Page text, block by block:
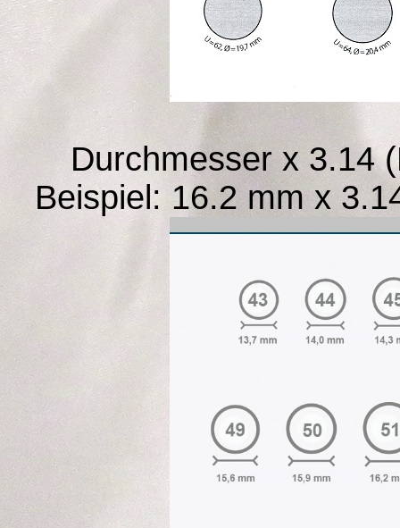
Durchmesser x 3.14
Beispiel: 16.2 mm x